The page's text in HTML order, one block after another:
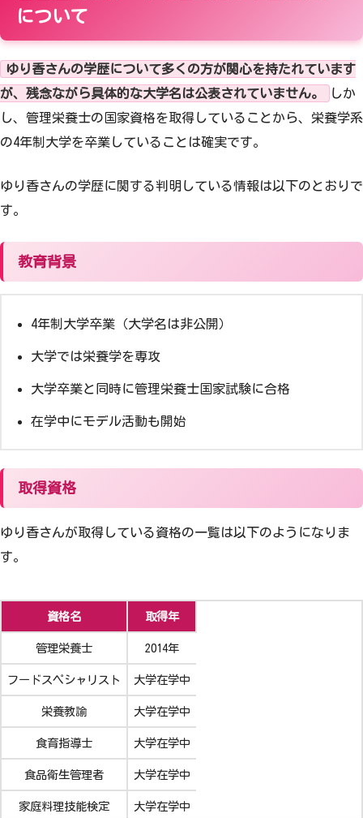
について
ゆり香さんの学歴について多くの方が関心を持たれています
が、残念ながら具体的な大学名は公表されていません。
しか
し、管理栄養士の国家資格を取得していることから、栄養学系
の4年制大学を卒業していることは確実です。
ゆり香さんの学歴に関する判明している情報は以下のとおりで
す。
教育背景
4年制大学卒業（大学名は非公開）
大学では栄養学を専攻
大学卒業と同時に管理栄養士国家試験に合格
在学中にモデル活動も開始
取得資格
ゆり香さんが取得している資格の一覧は以下のようになりま
す。
資格名 取得年
管理栄養士 2014年
フードスペシャリスト 大学在学中
栄養教諭 大学在学中
食育指導士 大学在学中
食品衛生管理者 大学在学中
家庭料理技能検定 大学在学中